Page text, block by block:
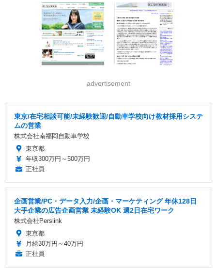
advertisement
東京/在宅相談可能/未経験歓迎/自動車学校向け教材採用システ
ムの営業
株式会社南福岡自動車学校
東京都
年収300万円～500万円
正社員
企画営業/PC・データ入力/企画・マーケティング 年休128日
大手企業の広告企画営業 未経験OK 週2日在宅ワーク
株式会社Perslink
東京都
月給30万円～40万円
正社員